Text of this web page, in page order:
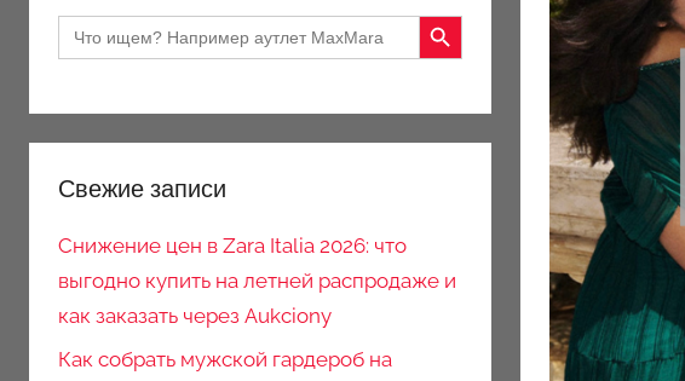
Search
for:
Search Button
Свежие записи
Снижение цен в Zara Italia 2026: что
выгодно купить на летней распродаже и
как заказать через Aukciony
Как собрать мужской гардероб на